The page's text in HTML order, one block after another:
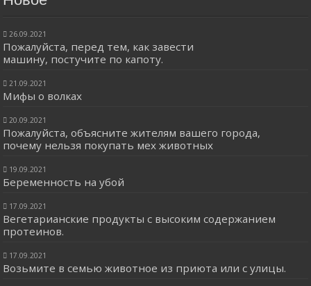
26.09.2021
Пожалуйста, перед тем, как завести
машину, постучите по капоту.
21.09.2021
Мифы о волках
20.09.2021
Пожалуйста, объясните жителям вашего города,
почему нельзя покупать мех животных
19.09.2021
Беременность на убой
17.09.2021
Вегетарианские продукты с высоким содержанием
протеинов.
17.09.2021
Возьмите в семью животное из приюта или с улицы.